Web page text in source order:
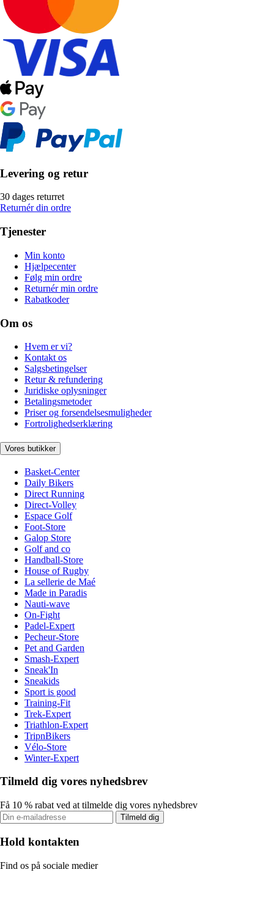
Levering og retur
30 dages returret
Returnér din ordre
Tjenester
Min konto
Hjælpecenter
Følg min ordre
Returnér min ordre
Rabatkoder
Om os
Hvem er vi?
Kontakt os
Salgsbetingelser
Retur & refundering
Juridiske oplysninger
Betalingsmetoder
Priser og forsendelsesmuligheder
Fortrolighedserklæring
Vores butikker
Basket-Center
Daily Bikers
Direct Running
Direct-Volley
Espace Golf
Foot-Store
Galop Store
Golf and co
Handball-Store
House of Rugby
La sellerie de Maé
Made in Paradis
Nauti-wave
On-Fight
Padel-Expert
Pecheur-Store
Pet and Garden
Smash-Expert
Sneak'In
Sneakids
Sport is good
Training-Fit
Trek-Expert
Triathlon-Expert
TripnBikers
Vélo-Store
Winter-Expert
Tilmeld dig vores nyhedsbrev
Få 10 % rabat ved at tilmelde dig vores nyhedsbrev
Tilmeld dig
Hold kontakten
Find os på sociale medier